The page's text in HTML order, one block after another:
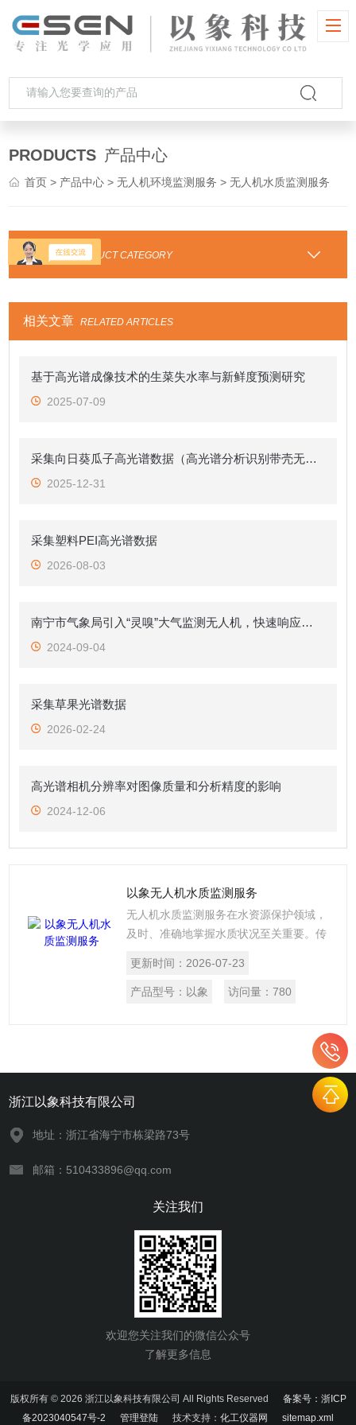
PRODUCTS 产品中心
首页 > 产品中心 >无人机环境监测服务 > 无人机水质监测服务
产品分类PRODUCT CATEGORY
相关文章 RELATED ARTICLES
基于高光谱成像技术的生菜失水率与新鲜度预测研究
2025-07-09
采集向日葵瓜子高光谱数据（高光谱分析识别带壳无损检测 识别内部霉变）
2025-12-31
采集塑料PEI高光谱数据
2026-08-03
南宁市气象局引入“灵嗅”大气监测无人机，快速响应应急场景
2024-09-04
采集草果光谱数据
2026-02-24
高光谱相机分辨率对图像质量和分析精度的影响
2024-12-06
以象无人机水质监测服务
无人机水质监测服务在水资源保护领域，
及时、准确地掌握水质状况至关重要。传
高光谱水质监测技术的出现，为水质监测
带来了全新的解决方案，以高效、精准、
更新时间： 2026-07-23
产品型号： 以象 访问量：780
浙江以象科技有限公司
地址：浙江省海宁市栋梁路73号
邮箱：510433896@qq.com
关注我们
欢迎您关注我们的微信公众号
了解更多信息
版权所有 © 2026 浙江以象科技有限公司 All Rights Reserved 备案号：浙ICP
备2023040547号-2
管理登陆 技术支持： 化工仪器网 sitemap.xml